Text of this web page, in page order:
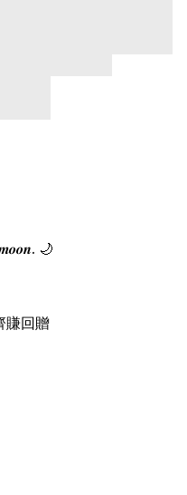
𝒎𝒐𝒐𝒏. 🌙
賺回贈